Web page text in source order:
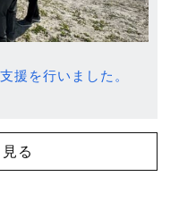
援を行いました。
る